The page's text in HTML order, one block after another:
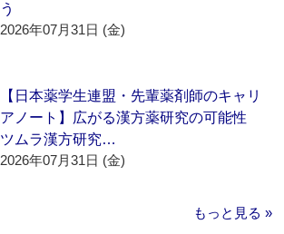
う
2026年07月31日 (金)
【日本薬学生連盟・先輩薬剤師のキャリ
アノート】広がる漢方薬研究の可能性
ツムラ漢方研究…
2026年07月31日 (金)
もっと見る »